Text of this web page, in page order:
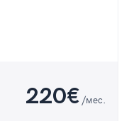
220€ /мес.